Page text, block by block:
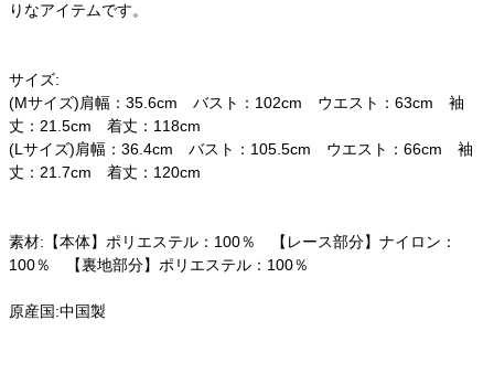
りなアイテムです。
サイズ:
(Mサイズ)肩幅：35.6cm バスト：102cm ウエスト：63cm 袖
丈：21.5cm 着丈：118cm
(Lサイズ)肩幅：36.4cm バスト：105.5cm ウエスト：66cm 袖
丈：21.7cm 着丈：120cm
素材:【本体】ポリエステル：100％ 【レース部分】ナイロン：
100％ 【裏地部分】ポリエステル：100％
原産国:中国製